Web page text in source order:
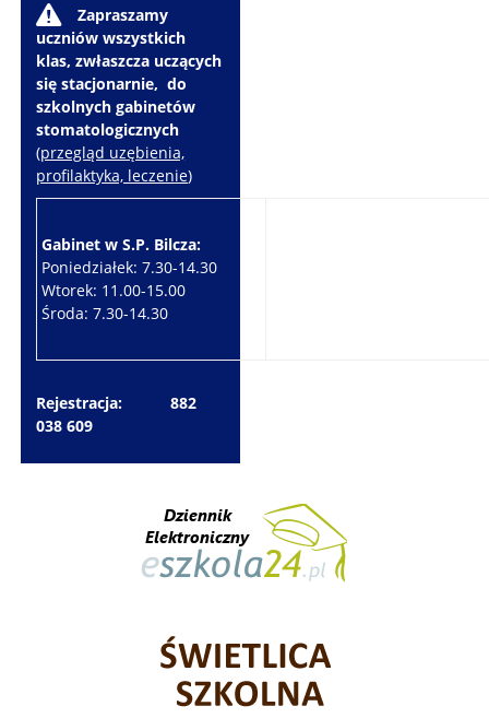
W
Zapraszamy
uczniów wszystkich
klas, zwłaszcza uczących
się stacjonarnie, do
szkolnych gabinetów
stomatologicznych
(przegląd uzębienia,
profilaktyka, leczenie)
Gabinet w S.P. Bilcza:
Poniedziałek: 7.30-14.30
Wtorek: 11.00-15.00
Środa: 7.30-14.30
Rejestracja: 882
038 609